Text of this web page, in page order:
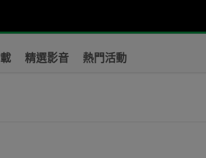
精選影音 熱門活動